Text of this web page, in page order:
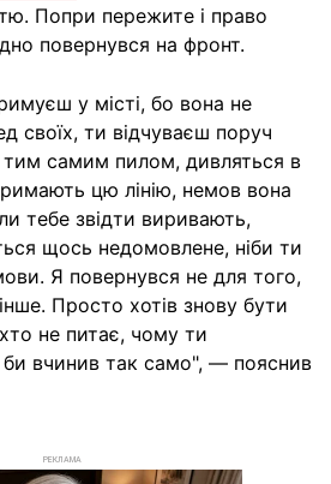
Попри пережите і право
повернувся на фронт.
у місті, бо вона не
своїх, ти відчуваєш поруч
самим пилом, дивляться в
цю лінію, немов вона
тебе звідти виривають,
щось недомовлене, ніби ти
Я повернувся не для того,
Просто хотів знову бути
не питає, чому ти
вчинив так само", — пояснив
РЕКЛАМА